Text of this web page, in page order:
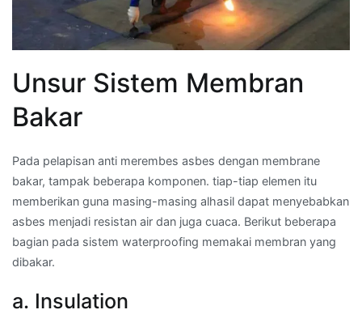
Unsur Sistem Membran
Bakar
Pada pelapisan anti merembes asbes dengan membrane
bakar, tampak beberapa komponen. tiap-tiap elemen itu
memberikan guna masing-masing alhasil dapat menyebabkan
asbes menjadi resistan air dan juga cuaca. Berikut beberapa
bagian pada sistem waterproofing memakai membran yang
dibakar.
a. Insulation